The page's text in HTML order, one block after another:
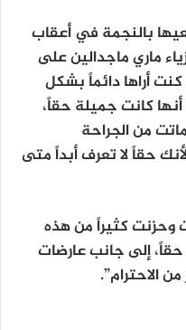
بالنجمة في أعقاب
ماري ماجدالين على
أراها دائماً بشكل
كانت جميلة حقاً،
من الجراحة
حقاً لا تعرف أبداً متى
وحزنت كثيراً من هذه
حقاً، إلى جانب عارضات
الاحترام”.